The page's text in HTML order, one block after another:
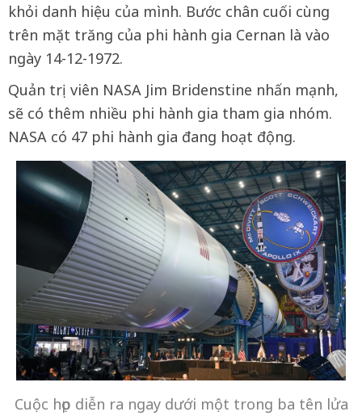
khỏi danh hiệu của mình. Bước chân cuối cùng
trên mặt trăng của phi hành gia Cernan là vào
ngày 14-12-1972.
Quản trị viên NASA Jim Bridenstine nhấn mạnh,
sẽ có thêm nhiều phi hành gia tham gia nhóm.
NASA có 47 phi hành gia đang hoạt động.
Cuộc họp diễn ra ngay dưới một trong ba tên lửa